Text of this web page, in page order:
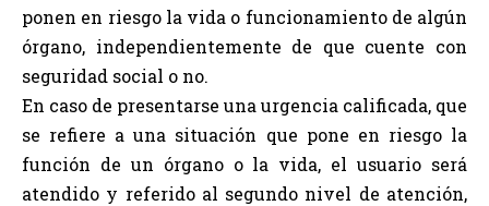
ponen en riesgo la vida o funcionamiento de algún
órgano, independientemente de que cuente con
seguridad social o no.
En caso de presentarse una urgencia calificada, que
se refiere a una situación que pone en riesgo la
función de un órgano o la vida, el usuario será
atendido y referido al segundo nivel de atención,